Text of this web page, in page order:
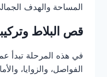
المساحة والهدف
قص البلاط
في هذه المرحلة تبدأ
الفواصل، والزوايا،